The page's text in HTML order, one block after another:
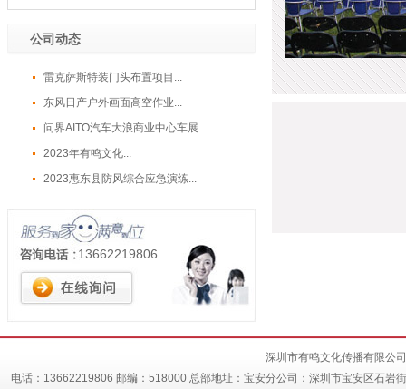
公司动态
雷克萨斯特装门头布置项目...
东风日产户外画面高空作业...
问界AITO汽车大浪商业中心车展...
2023年有鸣文化...
2023惠东县防风综合应急演练...
13662219806
深圳市有鸣文化传播有限公
电话：13662219806 邮编：518000 总部地址：宝安分公司：深圳市宝安区石